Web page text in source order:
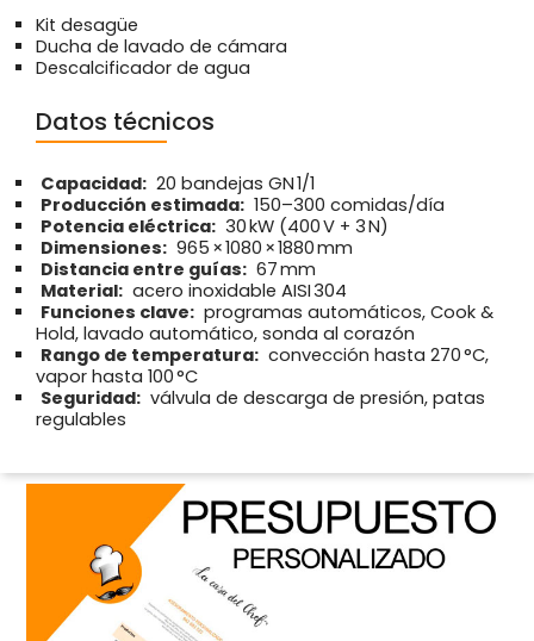
Kit desagüe
Ducha de lavado de cámara
Descalcificador de agua
Datos técnicos
Capacidad: 20 bandejas GN 1/1
Producción estimada: 150–300 comidas/día
Potencia eléctrica: 30 kW (400 V + 3 N)
Dimensiones: 965 × 1080 × 1880 mm
Distancia entre guías: 67 mm
Material: acero inoxidable AISI 304
Funciones clave: programas automáticos, Cook &
Hold, lavado automático, sonda al corazón
Rango de temperatura: convección hasta 270 °C,
vapor hasta 100 °C
Seguridad: válvula de descarga de presión, patas
regulables